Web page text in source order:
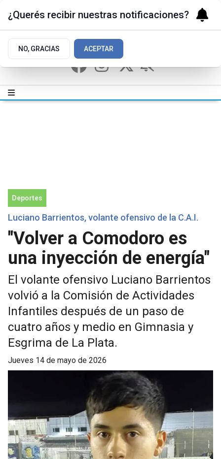
Deportes
Luciano Barrientos, volante ofensivo de la C.A.I.
"Volver a Comodoro es
una inyección de energía"
El volante ofensivo Luciano Barrientos
volvió a la Comisión de Actividades
Infantiles después de un paso de
cuatro años y medio en Gimnasia y
Esgrima de La Plata.
jueves 14 de mayo de 2026
¿Querés recibir nuestras notificaciones?
NO, GRACIAS ACEPTAR